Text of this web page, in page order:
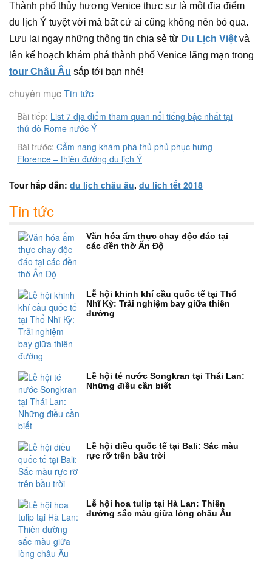
Thành phố thủy hương Venice thực sự là một địa điểm
du lịch Ý tuyệt vời mà bất cứ ai cũng không nên bỏ qua.
Lưu lại ngay những thông tin chia sẻ từ Du Lịch Việt và
lên kế hoạch khám phá thành phố Venice lãng mạn trong
tour Châu Âu sắp tới bạn nhé!
chuyên mụcTin tức
Bài tiếp: List 7 địa điểm tham quan nổi tiếng bậc nhất tại
thủ đô Rome nước Ý
Bài trước: Cẩm nang khám phá thủ phủ phục hưng
Florence – thiên đường du lịch Ý
Tour hấp dẫn: du lịch châu âu, du lịch tết 2018
Tin tức
Văn hóa ẩm thực chay độc đáo tại
các đền thờ Ấn Độ
Lễ hội khinh khí cầu quốc tế tại Thổ
Nhĩ Kỳ: Trải nghiệm bay giữa thiên
đường
Lễ hội té nước Songkran tại Thái Lan:
Những điều cần biết
Lễ hội diều quốc tế tại Bali: Sắc màu
rực rỡ trên bầu trời
Lễ hội hoa tulip tại Hà Lan: Thiên
đường sắc màu giữa lòng châu Âu